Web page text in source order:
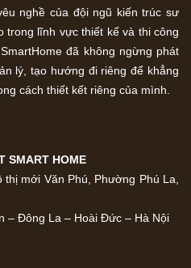
nghề của đội ngũ kiến trúc sư
trong lĩnh vực thiết kế và thi công
đã không ngừng phát
lý, tạo hướng đi riêng để khẳng
cách thiết kết riêng của mình.
SMART HOME
mới Văn Phú, Phường Phú La,
– Đông La – Hoài Đức – Hà Nội